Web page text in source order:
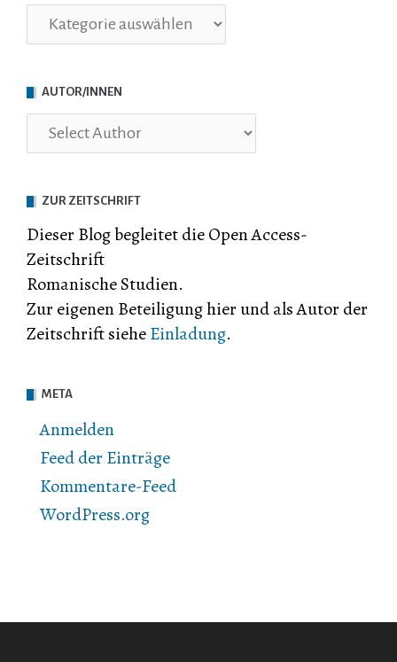
Rubriken
AUTOR/INNEN
ZUR ZEITSCHRIFT
Dieser Blog begleitet die Open Access-
Zeitschrift
Romanische Studien.
Zur eigenen Beteiligung hier und als Autor der
Zeitschrift sieheEinladung.
META
Anmelden
Feed der Einträge
Kommentare-Feed
WordPress.org